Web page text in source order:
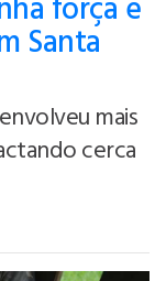
força e
Santa
mais
cerca